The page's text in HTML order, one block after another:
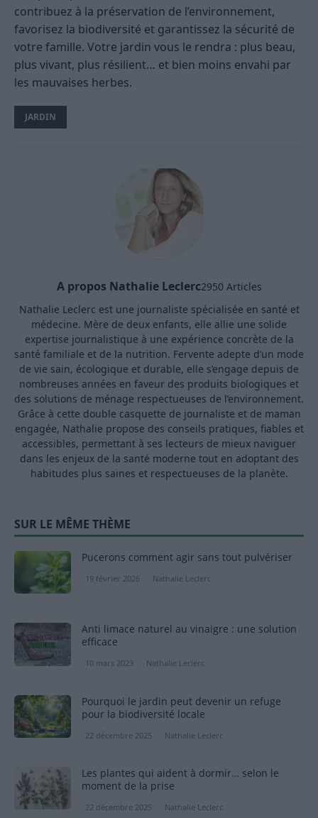
contribuez à la préservation de l’environnement,
favorisez la biodiversité et garantissez la sécurité de
votre famille. Votre jardin vous le rendra : plus beau,
plus vivant, plus résilient… et bien moins envahi par
les mauvaises herbes.
JARDIN
A propos Nathalie Leclerc2950 Articles
Nathalie Leclerc est une journaliste spécialisée en santé et
médecine. Mère de deux enfants, elle allie une solide
expertise journalistique à une expérience concrète de la
santé familiale et de la nutrition. Fervente adepte d’un mode
de vie sain, écologique et durable, elle s’engage depuis de
nombreuses années en faveur des produits biologiques et
des solutions de ménage respectueuses de l’environnement.
Grâce à cette double casquette de journaliste et de maman
engagée, Nathalie propose des conseils pratiques, fiables et
accessibles, permettant à ses lecteurs de mieux naviguer
dans les enjeux de la santé moderne tout en adoptant des
habitudes plus saines et respectueuses de la planète.
SUR LE MÊME THÈME
Pucerons comment agir sans tout pulvériser
19 février 2026 Nathalie Leclerc
Anti limace naturel au vinaigre : une solution
efficace
10 mars 2023 Nathalie Leclerc
Pourquoi le jardin peut devenir un refuge
pour la biodiversité locale
22 décembre 2025 Nathalie Leclerc
Les plantes qui aident à dormir… selon le
moment de la prise
22 décembre 2025 Nathalie Leclerc